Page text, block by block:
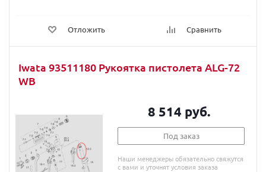
Отложить Сравнить
Iwata 93511180 Рукоятка пистолета ALG-72
WB
8 514 руб.
Под заказ
Наши менеджеры обязательно свяжутся
с вами и уточнят условия заказа